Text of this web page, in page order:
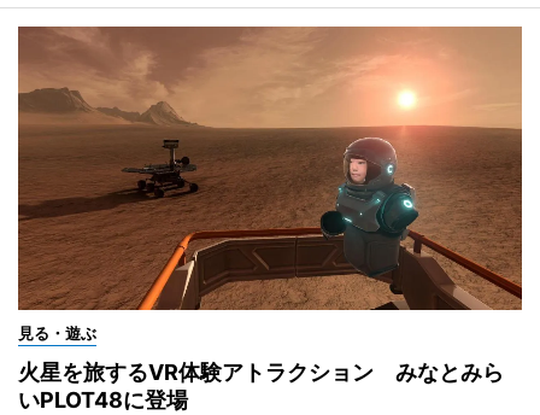
見る・遊ぶ
火星を旅するVR体験アトラクション みなとみら
いPLOT48に登場